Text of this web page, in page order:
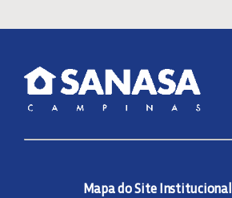
Mapa do Site Institucional